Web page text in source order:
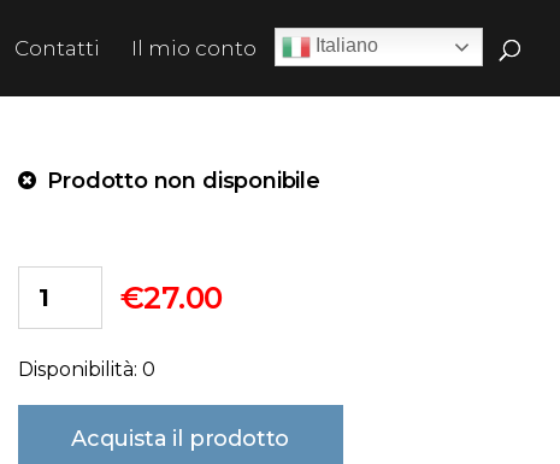
Contatti Il mio conto
Prodotto non disponibile
€27.00
Disponibilità: 0
Acquista il prodotto
Italiano